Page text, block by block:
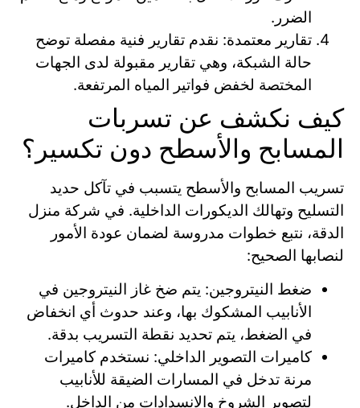
الضرر.
تقارير معتمدة: نقدم تقارير فنية مفصلة توضح
حالة الشبكة، وهي تقارير مقبولة لدى الجهات
المختصة لخفض فواتير المياه المرتفعة.
كيف نكشف عن تسربات
المسابح والأسطح دون تكسير؟
تسريب المسابح والأسطح يتسبب في تآكل حديد
التسليح وتهالك الديكورات الداخلية. في شركة منزل
الدقة، نتبع خطوات مدروسة لضمان عودة الأمور
لنصابها الصحيح:
ضغط النيتروجين: يتم ضخ غاز النيتروجين في
الأنابيب المشكوك بها، وعند حدوث أي انخفاض
في الضغط، يتم تحديد نقطة التسريب بدقة.
كاميرات التصوير الداخلي: نستخدم كاميرات
مرنة تدخل في المسارات الضيقة للأنابيب
لتصوير الشروخ والانسدادات من الداخل.